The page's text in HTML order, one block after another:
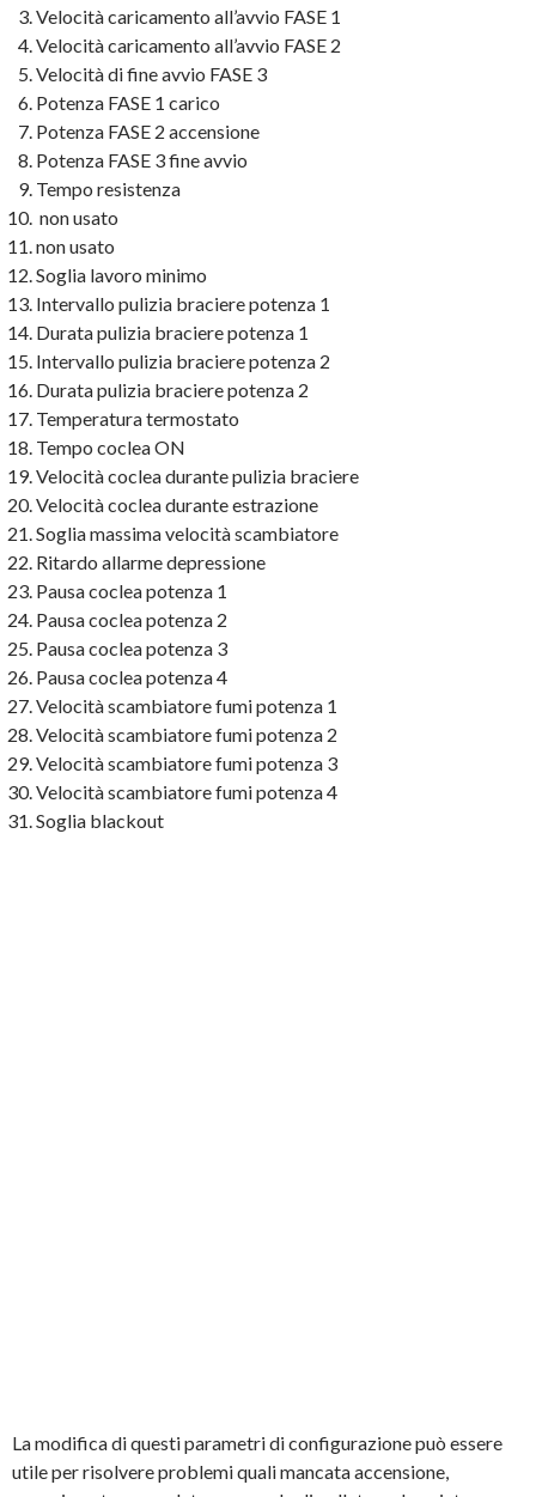
Velocità caricamento all’avvio FASE 1
Velocità caricamento all’avvio FASE 2
Velocità di fine avvio FASE 3
Potenza FASE 1 carico
Potenza FASE 2 accensione
Potenza FASE 3 fine avvio
Tempo resistenza
non usato
non usato
Soglia lavoro minimo
Intervallo pulizia braciere potenza 1
Durata pulizia braciere potenza 1
Intervallo pulizia braciere potenza 2
Durata pulizia braciere potenza 2
Temperatura termostato
Tempo coclea ON
Velocità coclea durante pulizia braciere
Velocità coclea durante estrazione
Soglia massima velocità scambiatore
Ritardo allarme depressione
Pausa coclea potenza 1
Pausa coclea potenza 2
Pausa coclea potenza 3
Pausa coclea potenza 4
Velocità scambiatore fumi potenza 1
Velocità scambiatore fumi potenza 2
Velocità scambiatore fumi potenza 3
Velocità scambiatore fumi potenza 4
Soglia blackout
La modifica di questi parametri di configurazione può essere
utile per risolvere problemi quali mancata accensione,